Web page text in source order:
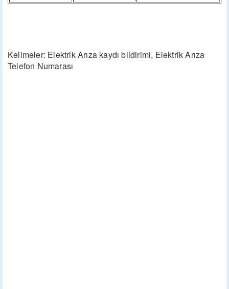
Kelimeler: Elektrik Arıza kaydı bildirimi, Elektrik Arıza
Telefon Numarası